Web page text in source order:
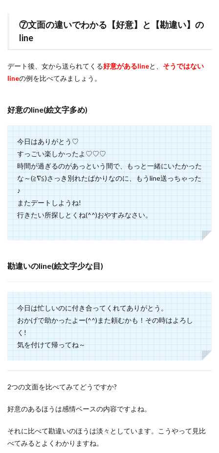
⑦文面の違いでわかる【好意】と【勘違い】の
line
デート後、女から送られてくる好意があるlineと、 そうではない
lineの例を比べてみましょう。
好意のline(絵文字多め)
今日はありがとう♡
すっごい楽しかったよ♡♡♡
時間が過ぎるのがあっという間で、もっと一緒にいたかった
な～(≧∇≦)さっき別れたばかりなのに、もうline送っちゃった
♪
またデートしようね!
行きたい所探しとくね(^^)おやすみなさい。
勘違いのline(絵文字少な目)
今日は忙しいのに付き合ってくれてありがとう。
おかげで助かったよー(^^)また頼むかも！その時はよろし
く!
気を付けて帰ってね～
2つの文面を比べてみてどうですか?
好意のあるほうは感情ベースの内容ですよね。
それに比べて勘違いのほうは淡々としています。こうやって見比
べてみるとよくわかりますね。